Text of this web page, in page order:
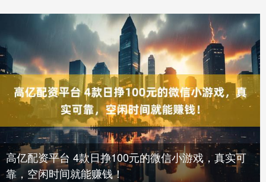
高亿配资平台 4款日挣100元的微信小游戏，真实可
靠，空闲时间就能赚钱！